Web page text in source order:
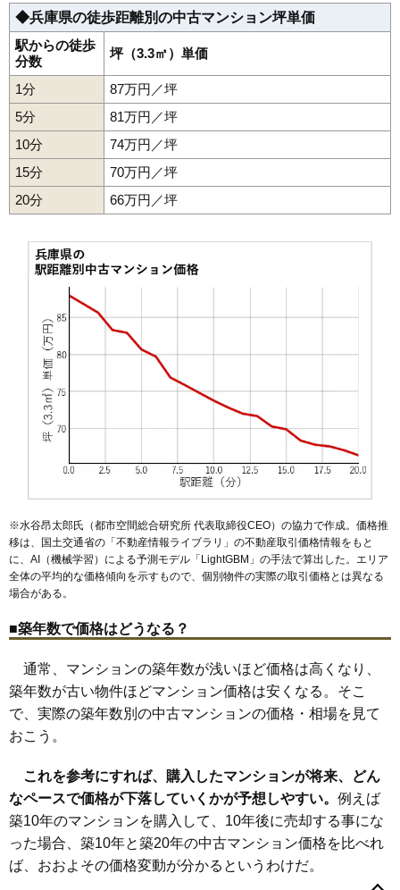
住所 兵庫県三田市大原
交通 新三田駅（11分）
相場 1,090万円～1,290万円
(14.5万円/㎡~17.2万円/㎡)
マンションナビで
無料一括査定をする
トーカンマンション新三田B棟
交通 新三田駅（11分）
1,090万円～1,290万円
(14.5万円/㎡~17.2万円/㎡)
マンションナビで
無料一括査定をする
トーカンマンション新三田C棟
住所
新三田駅（11分）
1,090万円～1,290万円
(14.5万円/㎡~17.2万円/㎡)
マンションナビで
無料一括査定をする
住所 兵庫県三田市大原
交通 新三田駅（11分）
相場 1,090万円～1,290万円
(14.5万円/㎡~17.2万円/㎡)
無料一括査定をする
芦屋緑2住宅4号棟
住所 兵庫県芦屋市緑町
交通 芦屋駅（16分）
◆兵庫県の徒歩距離別の中古マンション坪単価
駅からの徒歩
分数
坪（3.3㎡）単価
1分
87万円／坪
5分
81万円／坪
10分
74万円／坪
15分
70万円／坪
20分
66万円／坪
※水谷昂太郎氏（都市空間総合研究所 代表取締役CEO）の協力で作成。価格推
移は、国土交通省の「不動産情報ライブラリ 」の不動産取引価格情報をもと
に、AI（機械学習）による予測モデル「LightGBM」の手法で算出した。エリア
全体の平均的な価格傾向を示すもので、個別物件の実際の取引価格とは異なる
場合がある。
■築年数で価格はどうなる？
通常、マンションの築年数が浅いほど価格は高くなり、
築年数が古い物件ほどマンション価格は安くなる。そこ
で、実際の築年数別の中古マンションの価格・相場を見て
おこう。
これを参考にすれば、購入したマンションが将来、どん
なペースで価格が下落していくかが予想しやすい。 例えば
築10年のマンションを購入して、10年後に売却する事にな
った場合、築10年と築20年の中古マンション価格を比べれ
ば、おおよその価格変動が分かるというわけだ。